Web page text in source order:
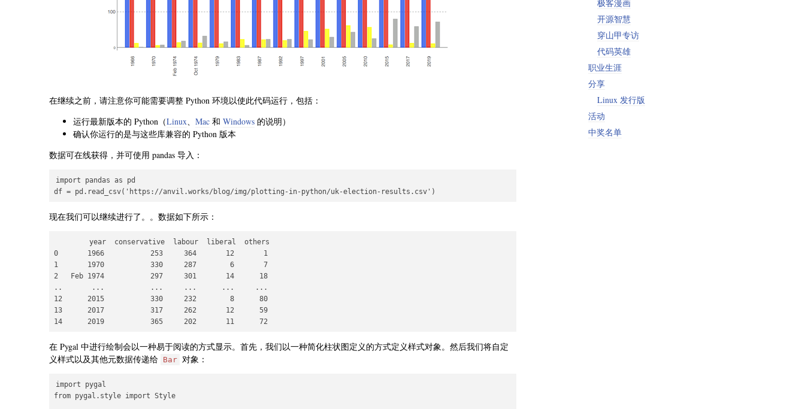
在继续之前，请注意你可能需要调整 Python 环境以使此代码运行，包括：
运行最新版本的 Python（Linux Mac 和 Windows 的说明）
确认你运行的是与这些库兼容的 Python 版本
数据可在线获得，并可使用 pandas 导入：
import pandas as pd
现在我们可以继续进行了。。数据如下所示：
        year  conservative  labour  liberal  others
0       1966           253     364       12       1
1       1970           330     287        6       7
2   Feb 1974           297     301       14      18
..       ...           ...     ...      ...     ...
12      2015           330     232        8      80
13      2017           317     262       12      59
在 Pygal 中进行绘制会以一种易于阅读的方式显示。首先，我们以一种简化柱状图定义的方式定义样式对象。然后我们将自定
义样式以及其他元数据传递给 Bar 对象：
import pygal
from pygal.style import Style
极客漫画
开源智慧
穿山甲专访
代码英雄
职业生涯
分享
Linux 发行版
活动
中奖名单